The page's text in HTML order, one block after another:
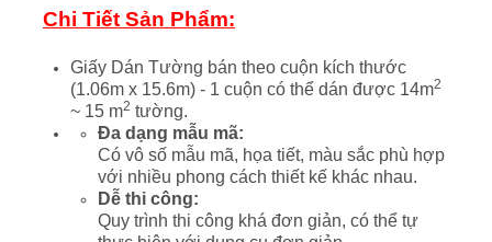
Chi Tiết Sản Phẩm:
Giấy Dán Tường bán theo cuộn kích thước
(1.06m x 15.6m) - 1 cuộn có thể dán được 14m2
~ 15 m2 tường.
Đa dạng mẫu mã:
Có vô số mẫu mã, họa tiết, màu sắc phù hợp
với nhiều phong cách thiết kế khác nhau.
Dễ thi công:
Quy trình thi công khá đơn giản, có thể tự